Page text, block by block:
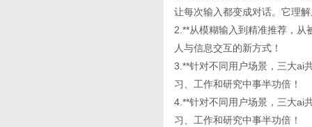
让每次输入都变成对话。它理
2.**从模糊输入到精准推荐，
人与信息交互的新方式！
3.**针对不同用户场景，三大ai
习、工作和研究中事半功倍！
4.**针对不同用户场景，三大ai
习、工作和研究中事半功倍！